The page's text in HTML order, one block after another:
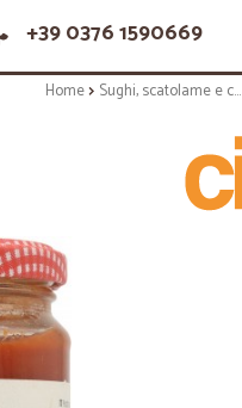
+39 0376 1590669
Home Sughi, scatolame e condimenti